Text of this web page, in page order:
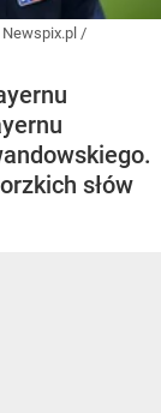
Newspix.pl /
słów